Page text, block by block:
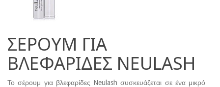
ΣΕΡΟΥΜ ΓΙΑ
ΒΛΕΦΑΡΙΔΕΣ NEULASH
Το σέρουμ για βλεφαρίδες Neulash συσκευάζεται σε ένα μικρό